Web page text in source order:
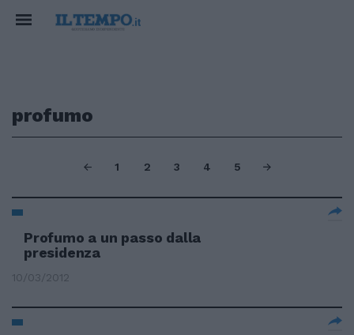
profumo
1 2 3 4 5
Profumo a un passo dalla
presidenza
10/03/2012